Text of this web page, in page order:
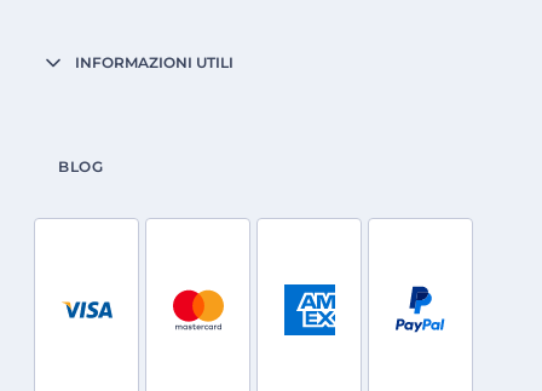
INFORMAZIONI UTILI
BLOG